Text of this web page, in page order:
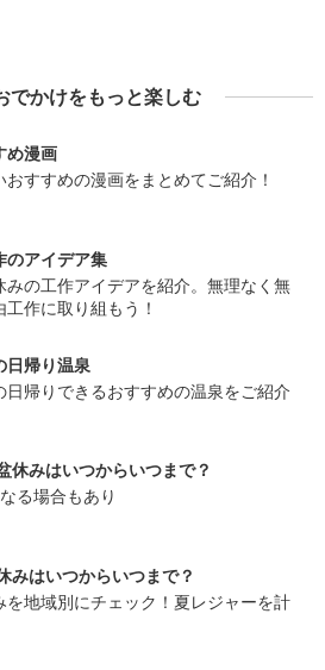
でかけをもっと楽しむ
め漫画
おすすめの漫画をまとめてご紹介！
のアイデア集
みの工作アイデアを紹介。無理なく無
作に取り組もう！
日帰り温泉
日帰りできるおすすめの温泉をご紹介
休みはいつからいつまで？
る場合もあり
みはいつからいつまで？
を地域別にチェック！夏レジャーを計